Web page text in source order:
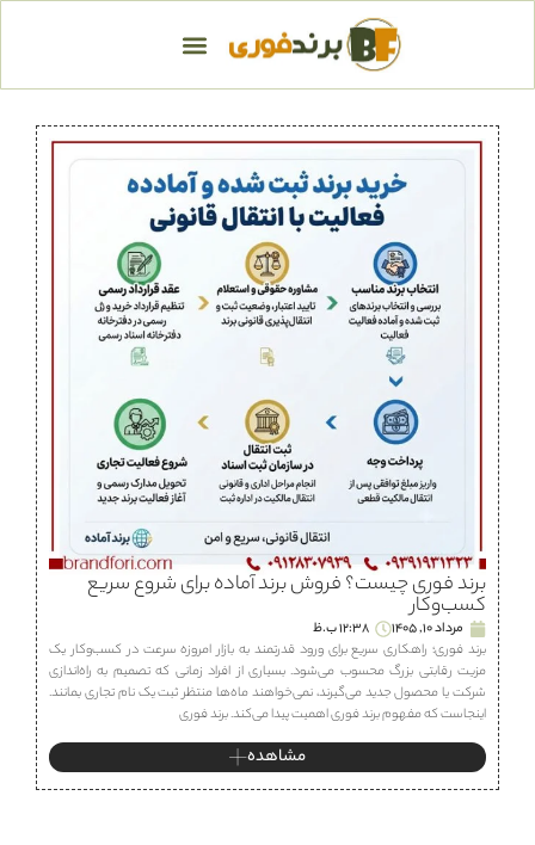
برند فوری چیست؟ فروش برند آماده برای شروع سریع
کسب‌وکار
مرداد 10, 1405
12:38 ب.ظ
برند فوری؛ راهکاری سریع برای ورود قدرتمند به بازار امروزه سرعت در کسب‌وکار یک
مزیت رقابتی بزرگ محسوب می‌شود. بسیاری از افراد زمانی که تصمیم به راه‌اندازی
شرکت یا محصول جدید می‌گیرند، نمی‌خواهند ماه‌ها منتظر ثبت یک نام تجاری بمانند.
اینجاست که مفهوم برند فوری اهمیت پیدا می‌کند. برند فوری
مشاهده